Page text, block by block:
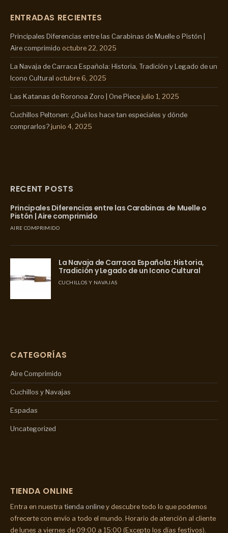
ENTRADAS RECIENTES
Principales Diferencias entre las Carabinas de Muelle o Pistón |
Aire comprimido octubre 22, 2025
La Navaja de Carraca Española: Historia, Tradición y Legado de un
Icono Cultural octubre 6, 2025
Las Katanas de Roronoa Zoro | One Piecejulio 1, 2025
Cuchillos Peltonen: ¿Qué los hace tan especiales y dónde
comprarlos?junio 4, 2025
RECENT POSTS
Principales Diferencias entre las Carabinas de Muelle o
Pistón | Aire comprimido
AIRE COMPRIMIDO
La Navaja de Carraca Española: Historia,
Tradición y Legado de un Icono Cultural
CUCHILLOS Y NAVAJAS
CATEGORÍAS
Aire Comprimido
Cuchillos y Navajas
Espadas
Uncategorized
TIENDA ONLINE
Entra en nuestra tienda onliney descubre todo lo que podemos
ofrecerte con envío a todo el mundo. Horario de atención al cliente
de lunes a viernes de 09:00 a 15:00 (Excepto los días festivos).